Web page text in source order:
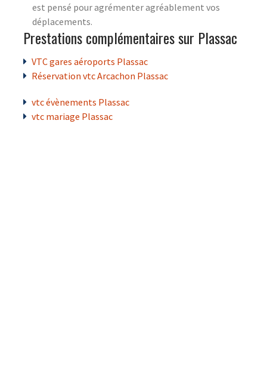
est pensé pour agrémenter agréablement vos
déplacements.
Prestations complémentaires sur Plassac
VTC gares aéroports Plassac
Réservation vtc Arcachon Plassac
vtc évènements Plassac
vtc mariage Plassac